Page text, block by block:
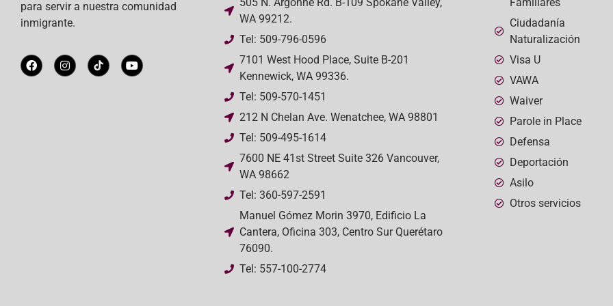
para servir a nuestra comunidad
inmigrante.
WA 99212.
Tel: 509-796-0596
7101 West Hood Place, Suite B-201
Kennewick, WA 99336.
Tel: 509-570-1451
212 N Chelan Ave. Wenatchee, WA 98801
Tel: 509-495-1614
7600 NE 41st Street Suite 326 Vancouver,
WA 98662
Tel: 360-597-2591
Manuel Gómez Morin 3970, Edificio La
Cantera, Oficina 303, Centro Sur Querétaro
76090.
Tel: 557-100-2774
Ciudadanía
Naturalización
Visa U
VAWA
Waiver
Parole in Place
Defensa
Deportación
Asilo
Otros servicios